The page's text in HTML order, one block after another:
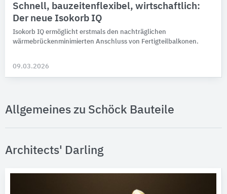
Schnell, bauzeitenflexibel, wirtschaftlich:
Der neue Isokorb IQ
Isokorb IQ ermöglicht erstmals den nachträglichen
wärmebrückenminimierten Anschluss von Fertigteilbalkonen.
09.03.2026
Allgemeines zu Schöck Bauteile
Architects' Darling